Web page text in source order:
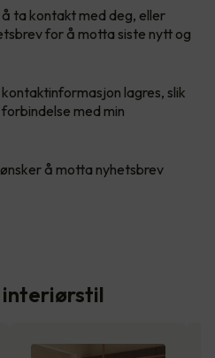
ta kontakt med deg, eller
for å motta siste nytt og
lagres, slik
med min
å motta nyhetsbrev
interiørstil